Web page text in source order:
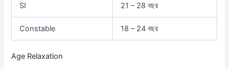
SI 21 – 28 বছর
Constable 18 – 24 বছর
Age Relaxation